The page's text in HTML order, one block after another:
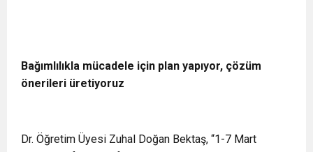
Bağımlılıkla mücadele için plan yapıyor, çözüm
önerileri üretiyoruz
Dr. Öğretim Üyesi Zuhal Doğan Bektaş, “1-7 Mart